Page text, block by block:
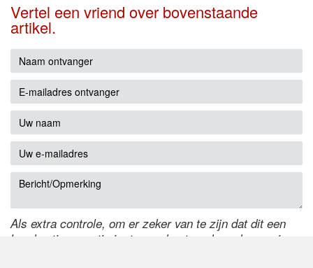
Vertel een vriend over bovenstaande
artikel.
Als extra controle, om er zeker van te zijn dat dit een
handmatige reactie is, typ onderstaande code over in